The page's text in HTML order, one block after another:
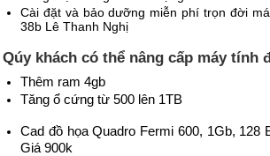
Cài đặt và bảo dưỡng miễn phí trọn đời
38b Lê Thanh Nghị
Qúy khách có thể nâng cấp máy tính
Thêm ram 4gb
Tăng ổ cứng từ
Cad đồ họa Quadro Fermi
Giá 900k